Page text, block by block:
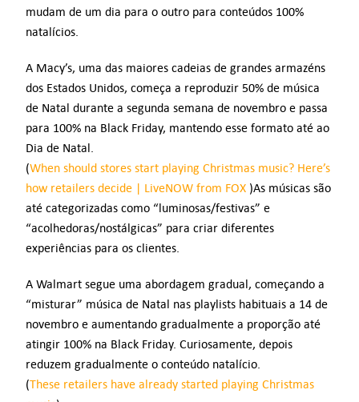
mudam de um dia para o outro para conteúdos 100%
natalícios.
A Macy’s, uma das maiores cadeias de grandes armazéns
dos Estados Unidos, começa a reproduzir 50% de música
de Natal durante a segunda semana de novembro e passa
para 100% na Black Friday, mantendo esse formato até ao
Dia de Natal.
(When should stores start playing Christmas music? Here’s
how retailers decide | LiveNOW from FOX )As músicas são
até categorizadas como “luminosas/festivas” e
“acolhedoras/nostálgicas” para criar diferentes
experiências para os clientes.
A Walmart segue uma abordagem gradual, começando a
“misturar” música de Natal nas playlists habituais a 14 de
novembro e aumentando gradualmente a proporção até
atingir 100% na Black Friday. Curiosamente, depois
reduzem gradualmente o conteúdo natalício.
(These retailers have already started playing Christmas